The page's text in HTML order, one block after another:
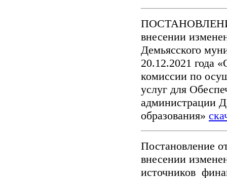
внесении
Демьясского
20.12.2021 года
комиссии по
услуг для
администрации
образования»
Постановление
внесении
источников